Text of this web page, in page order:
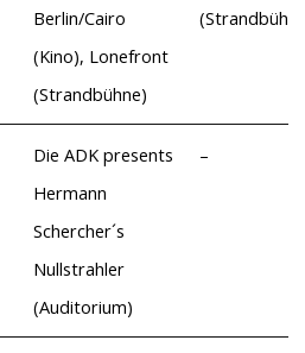
Berlin/Cairo
(Kino), Lonefront
(Strandbühne)
Die ADK presents
Hermann
Schercher´s
Nullstrahler
(Auditorium)
–